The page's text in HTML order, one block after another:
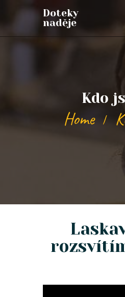
Doteky
naděje
Kdo
Home
Doteky
PŘIPOJTE SE
AKCE